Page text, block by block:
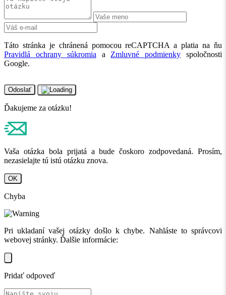
Táto stránka je chránená pomocou reCAPTCHA a platia na ňu
Pravidlá ochrany súkromia a Zmluvné podmienky spoločnosti
Google.
Odoslať
Ďakujeme za otázku!
Vaša otázka bola prijatá a bude čoskoro zodpovedaná. Prosím,
nezasielajte tú istú otázku znova.
OK
Chyba
Pri ukladaní vašej otázky došlo k chybe. Nahláste to správcovi
webovej stránky. Ďalšie informácie:
Pridať odpoveď